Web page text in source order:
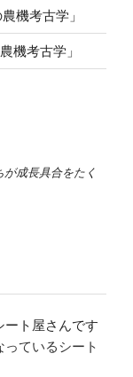
機考古学」
機考古学」
成長具合をたく
ート屋さんです
ているシート